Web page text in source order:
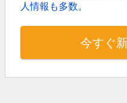
人情報も多数。
今すぐ